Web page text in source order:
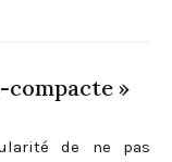
compacte »
de ne pas